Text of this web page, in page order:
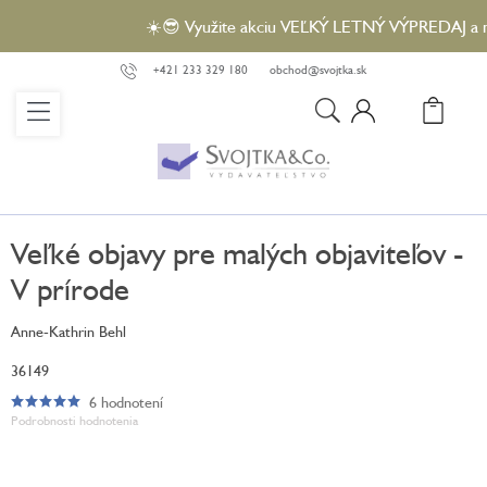
obsah
☀️😎 Využite akciu VEĽKÝ LETNÝ VÝPREDAJ a
+421 233 329 180 obchod@svojtka.sk
Veľké objavy pre malých objaviteľov -
V prírode
Anne-Kathrin Behl
36149
Podrobnosti hodnotenia
Priemerné
hodnotenie
6 hodnotení